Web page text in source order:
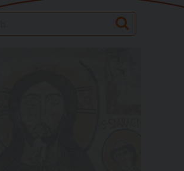
Search